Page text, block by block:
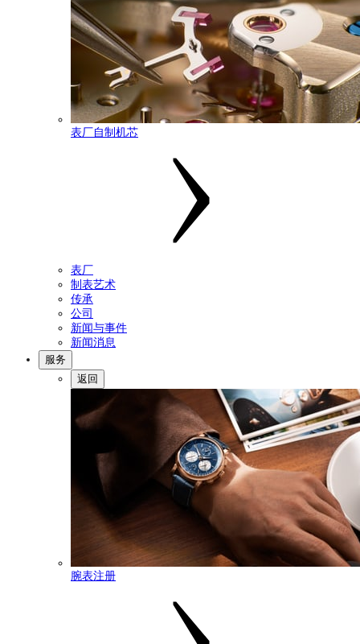
表厂自制机芯
表厂
制表艺术
传承
公司
新闻与事件
新闻消息
服务
返回
腕表注册